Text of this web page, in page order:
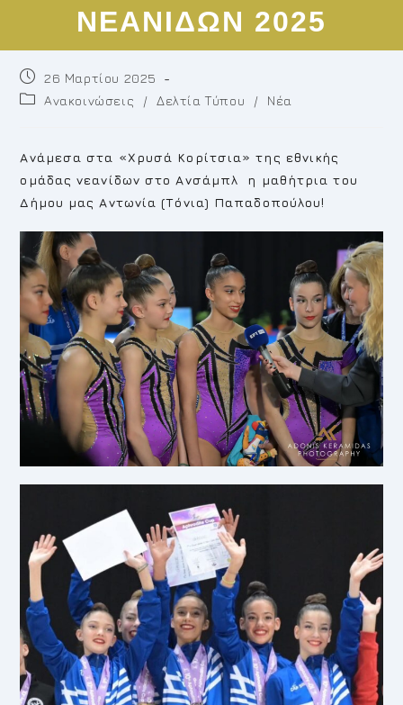
ΝΕΑΝΙΔΩΝ 2025
Post
published:
26 Μαρτίου 2025
PostΑνακοινώσεις / Δελτία Τύπου / Νέα
Ανάμεσα στα «Χρυσά Κορίτσια» της εθνικής
ομάδας νεανίδων στο Ανσάμπλ η μαθήτρια του
Δήμου μας Αντωνία (Τόνια) Παπαδοπούλου!